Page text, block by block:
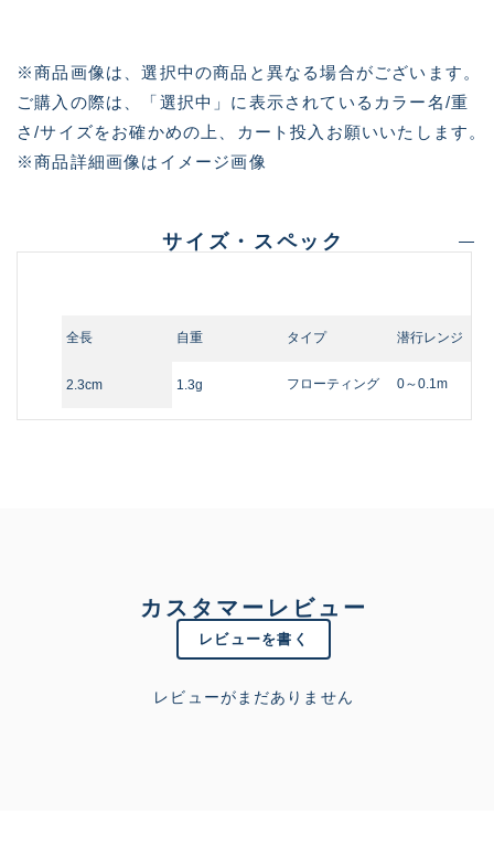
※商品画像は、選択中の商品と異なる場合がございます。
ご購入の際は、「選択中」に表示されているカラー名/重
さ/サイズをお確かめの上、カート投入お願いいたします。
※商品詳細画像はイメージ画像
サイズ・スペック
全長 自重 タイプ 潜行レンジ
2.3cm 1.3g フローティング 0～0.1m
カスタマーレビュー
レビューを書く
レビューがまだありません